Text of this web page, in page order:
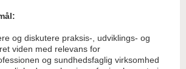
og diskutere praksis-, udviklings- og
viden med relevans for
og sundhedsfaglig virksomhed